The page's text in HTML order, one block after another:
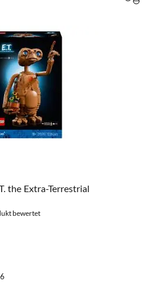
the Extra-Terrestrial
bewertet